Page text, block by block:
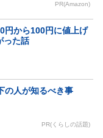
PR(Amazon)
円から100円に値上げ
った話
の人が知るべき事
PR(くらしの話題)